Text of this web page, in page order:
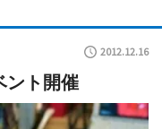
2012.12.16
ント開催